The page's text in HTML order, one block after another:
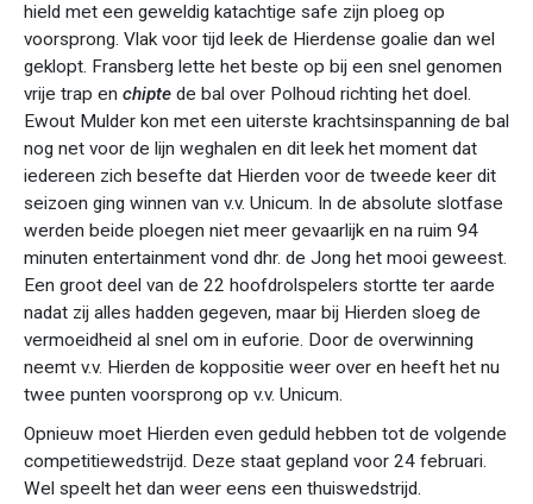
hield met een geweldig katachtige safe zijn ploeg op
voorsprong. Vlak voor tijd leek de Hierdense goalie dan wel
geklopt. Fransberg lette het beste op bij een snel genomen
vrije trap en chipte de bal over Polhoud richting het doel.
Ewout Mulder kon met een uiterste krachtsinspanning de bal
nog net voor de lijn weghalen en dit leek het moment dat
iedereen zich besefte dat Hierden voor de tweede keer dit
seizoen ging winnen van v.v. Unicum. In de absolute slotfase
werden beide ploegen niet meer gevaarlijk en na ruim 94
minuten entertainment vond dhr. de Jong het mooi geweest.
Een groot deel van de 22 hoofdrolspelers stortte ter aarde
nadat zij alles hadden gegeven, maar bij Hierden sloeg de
vermoeidheid al snel om in euforie. Door de overwinning
neemt v.v. Hierden de koppositie weer over en heeft het nu
twee punten voorsprong op v.v. Unicum.
Opnieuw moet Hierden even geduld hebben tot de volgende
competitiewedstrijd. Deze staat gepland voor 24 februari.
Wel speelt het dan weer eens een thuiswedstrijd.